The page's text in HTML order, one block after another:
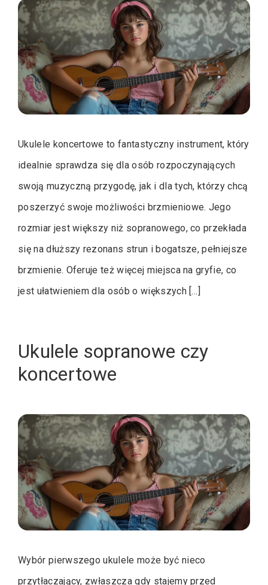
Ukulele koncertowe to fantastyczny instrument, który
idealnie sprawdza się dla osób rozpoczynających
swoją muzyczną przygodę, jak i dla tych, którzy chcą
poszerzyć swoje możliwości brzmieniowe. Jego
rozmiar jest większy niż sopranowego, co przekłada
się na dłuższy rezonans strun i bogatsze, pełniejsze
brzmienie. Oferuje też więcej miejsca na gryfie, co
jest ułatwieniem dla osób o większych […]
Ukulele sopranowe czy
koncertowe
Wybór pierwszego ukulele może być nieco
przytłaczający, zwłaszcza gdy stajemy przed